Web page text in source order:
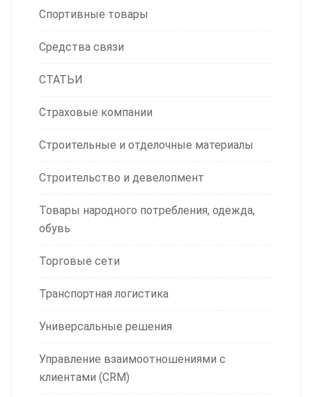
Спортивные товары
Средства связи
СТАТЬИ
Страховые компании
Строительные и отделочные материалы
Строительство и девелопмент
Товары народного потребления, одежда,
обувь
Торговые сети
Транспортная логистика
Универсальные решения
Управление взаимоотношениями с
клиентами (CRM)